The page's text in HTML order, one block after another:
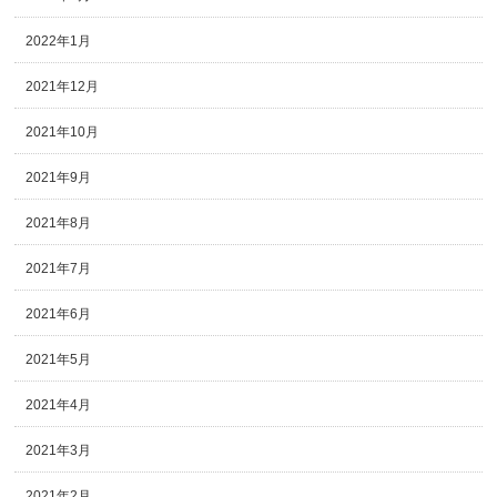
2022年1月
2021年12月
2021年10月
2021年9月
2021年8月
2021年7月
2021年6月
2021年5月
2021年4月
2021年3月